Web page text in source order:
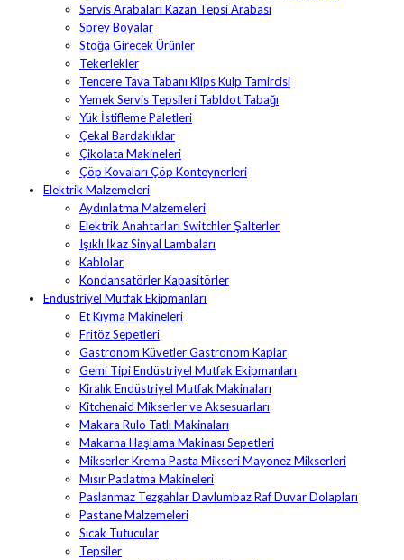
Servis Arabaları Kazan Tepsi Arabası
Sprey Boyalar
Stoğa Girecek Ürünler
Tekerlekler
Tencere Tava Tabanı Klips Kulp Tamircisi
Yemek Servis Tepsileri Tabldot Tabağı
Yük İstifleme Paletleri
Çekal Bardaklıklar
Çikolata Makineleri
Çöp Kovaları Çöp Konteynerleri
Elektrik Malzemeleri
Aydınlatma Malzemeleri
Elektrik Anahtarları Switchler Şalterler
Işıklı İkaz Sinyal Lambaları
Kablolar
Kondansatörler Kapasitörler
Endüstriyel Mutfak Ekipmanları
Et Kıyma Makineleri
Fritöz Sepetleri
Gastronom Küvetler Gastronom Kaplar
Gemi Tipi Endüstriyel Mutfak Ekipmanları
Kiralık Endüstriyel Mutfak Makinaları
Kitchenaid Mikserler ve Aksesuarları
Makara Rulo Tatlı Makinaları
Makarna Haşlama Makinası Sepetleri
Mikserler Krema Pasta Mikseri Mayonez Mikserleri
Mısır Patlatma Makineleri
Paslanmaz Tezgahlar Davlumbaz Raf Duvar Dolapları
Pastane Malzemeleri
Sıcak Tutucular
Tepsiler